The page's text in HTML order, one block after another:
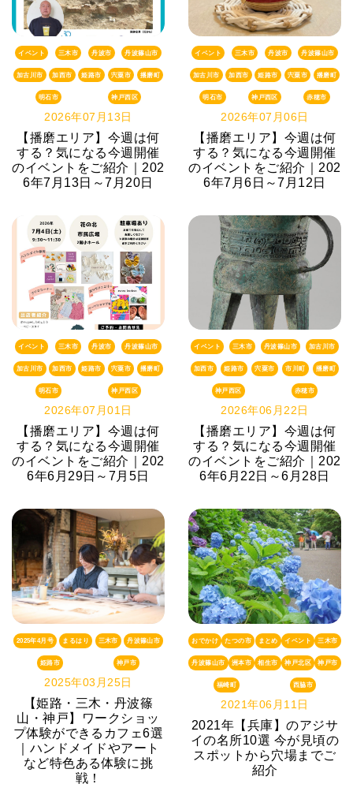
イベント 三木市 丹波市 丹波篠山市
加古川市 加西市 姫路市 宍粟市 播磨町
明石市 神戸西区
2026年07月13日
【播磨エリア】今週は何
する？気になる今週開催
のイベントをご紹介｜202
6年7月13日～7月20日
イベント 三木市 丹波市 丹波篠山市
加古川市 加西市 姫路市 宍粟市 播磨町
明石市 神戸西区 赤穂市
2026年07月06日
【播磨エリア】今週は何
する？気になる今週開催
のイベントをご紹介｜202
6年7月6日～7月12日
イベント 三木市 丹波市 丹波篠山市
加古川市 加西市 姫路市 宍粟市 播磨町
明石市 神戸西区
2026年07月01日
【播磨エリア】今週は何
する？気になる今週開催
のイベントをご紹介｜202
6年6月29日～7月5日
イベント 三木市 丹波篠山市 加古川市
加西市 姫路市 宍粟市 市川町 播磨町
神戸西区 赤穂市
2026年06月22日
【播磨エリア】今週は何
する？気になる今週開催
のイベントをご紹介｜202
6年6月22日～6月28日
2025年4月号 まるはり 三木市 丹波篠山市
姫路市 神戸市
2025年03月25日
【姫路・三木・丹波篠
山・神戸】ワークショッ
プ体験ができるカフェ6選
｜ハンドメイドやアート
など特色ある体験に挑
戦！
おでかけ たつの市 まとめ イベント 三木市
丹波篠山市 洲本市 相生市 神戸北区 神戸市
福崎町 西脇市
2021年06月11日
2021年【兵庫】のアジサ
イの名所10選 今が見頃の
スポットから穴場までご
紹介